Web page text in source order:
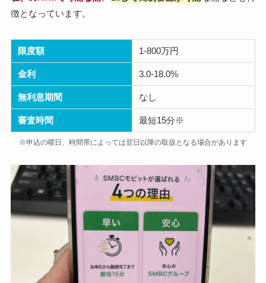
徴となっています。
限度額 1-800万円
金利 3.0-18.0%
無利息期間 なし
審査時間 最短15分※
※申込の曜日、時間帯によっては翌日以降の取扱となる場合があります